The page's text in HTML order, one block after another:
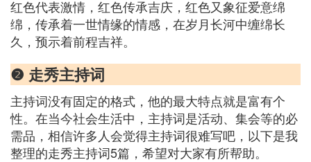
红色代表激情，红色传承吉庆，红色又象征爱意绵
绵，传承着一世情缘的情感，在岁月长河中缠绵长
久，预示着前程吉祥。
❷ 走秀主持词
主持词没有固定的格式，他的最大特点就是富有个
性。在当今社会生活中，主持词是活动、集会等的必
需品，相信许多人会觉得主持词很难写吧，以下是我
整理的走秀主持词5篇，希望对大家有所帮助。